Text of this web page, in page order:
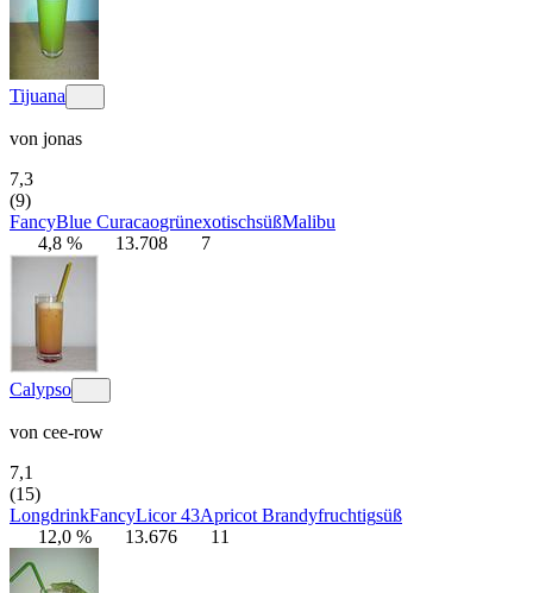
Tijuana
von jonas
7,3
(9)
FancyBlue CuracaogrünexotischsüßMalibu
4,8 %
13.708 7
Calypso
von cee-row
7,1
(15)
LongdrinkFancyLicor 43Apricot Brandyfruchtigsüß
12,0 %
13.676 11